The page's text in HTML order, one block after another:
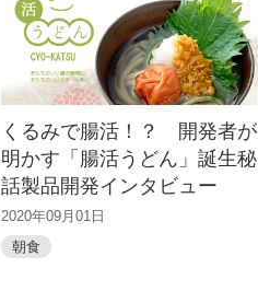
くるみで腸活！？ 開発者が
明かす「腸活うどん」誕生秘
話製品開発インタビュー
2020年09月01日
朝食